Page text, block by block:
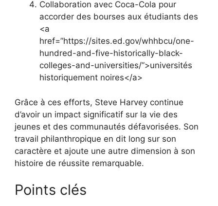
Collaboration avec Coca-Cola pour
accorder des bourses aux étudiants des
<a
href=”https://sites.ed.gov/whhbcu/one-
hundred-and-five-historically-black-
colleges-and-universities/”>universités
historiquement noires</a>
Grâce à ces efforts, Steve Harvey continue
d’avoir un impact significatif sur la vie des
jeunes et des communautés défavorisées. Son
travail philanthropique en dit long sur son
caractère et ajoute une autre dimension à son
histoire de réussite remarquable.
Points clés